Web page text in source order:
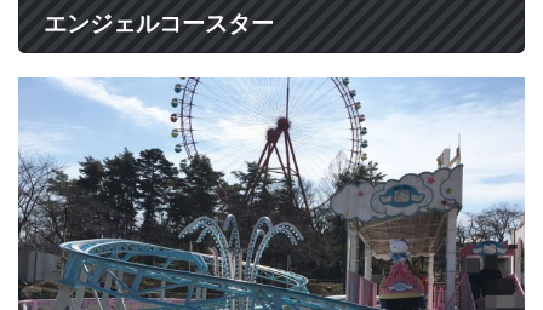
エンジェルコースター